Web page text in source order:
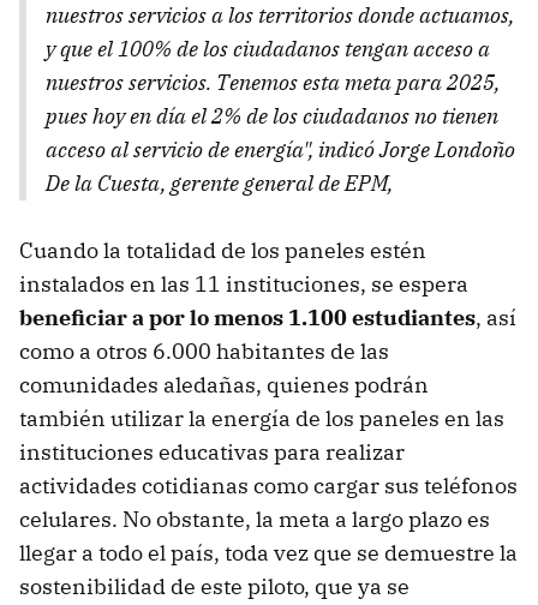
nuestros servicios a los territorios donde actuamos,
y que el 100% de los ciudadanos tengan acceso a
nuestros servicios. Tenemos esta meta para 2025,
pues hoy en día el 2% de los ciudadanos no tienen
acceso al servicio de energía", indicó Jorge Londoño
De la Cuesta, gerente general de EPM,
Cuando la totalidad de los paneles estén
instalados en las 11 instituciones, se espera
beneficiar a por lo menos 1.100 estudiantes, así
como a otros 6.000 habitantes de las
comunidades aledañas, quienes podrán
también utilizar la energía de los paneles en las
instituciones educativas para realizar
actividades cotidianas como cargar sus teléfonos
celulares. No obstante, la meta a largo plazo es
llegar a todo el país, toda vez que se demuestre la
sostenibilidad de este piloto, que ya se